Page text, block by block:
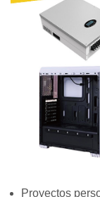
Proyectos